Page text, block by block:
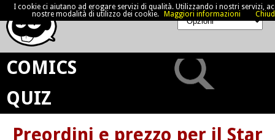
COMICS
QUIZ
Preordini e prezzo per il Star
I cookie ci aiutano ad erogare servizi di qualità. Utilizzando i nostri servizi,
nostre modalità di utilizzo dei cookie.
Maggiori informazioni